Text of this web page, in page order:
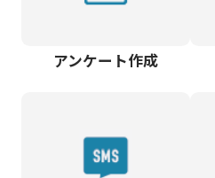
アンケート作成